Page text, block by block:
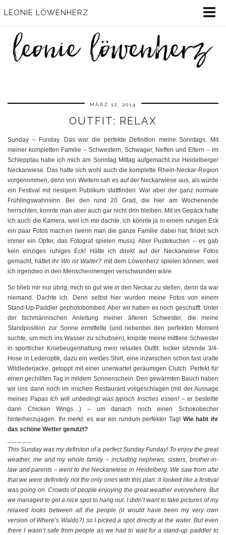
LEONIE LÖWENHERZ
MÄRZ 12, 2014
OUTFIT: RELAX
Sunday – Funday. Das war die perfekte Definition meine Sonntags. Mit
meiner kompletten Familie – Schwestern, Schwager, Neffen und Eltern – im
Schlepptau habe ich mich am Sonntag Mittag aufgemacht zur Heidelberger
Neckarwiese. Das hatte sich wohl auch die komplette Rhein-Neckar-Region
vorgenommen, denn von Weitem sah es auf der Neckarwiese aus, als würde
ein Festival mit riesigem Publikum stattfinden. War aber der ganz normale
Frühlingswahnsinn. Bei den rund 20 Grad, die hier am Wochenende
herrschten, konnte man aber auch gar nicht drin bleiben. Mit im Gepäck hatte
ich auch die Kamera, weil ich mir dachte, ich könnte ja in einem ruhigen Eck
ein paar Fotos machen (wenn man die ganze Familie dabei hat, findet sich
immer ein Opfer, das Fotograf spielen muss). Aber Pustekuchen – es gab
kein einziges ruhiges Eck! Hätte ich direkt auf der Neckarwiese Fotos
gemacht, hättet ihr Wo ist Walter? mit dem Löwenherz spielen können, weil
ich irgendwo in den Menschenmengen verschwunden wäre.
So blieb mir nur übrig, mich so gut wie in den Neckar zu stellen, denn da war
niemand. Dachte ich. Denn selbst hier wurden meine Fotos von einem
Stand-Up-Paddler gephotobombed. Aber wir haben es noch geschafft. Unter
der fachmännischen Anleitung meiner älteren Schwester, die meine
Standposition zur Sonne ermittelte (und nebenbei den perfekten Moment
suchte, um mich ins Wasser zu schubsen), knipste meine mittlere Schwester
in sportlicher Kniebeugenhaltung mein relaxtes Outfit: locker sitzende 3/4-
Hose in Lederoptik, dazu ein weißes Shirt, eine inzwischen schon fast uralte
Wildlederjacke, getoppt mit einer unerwartet geräumigen Clutch. Perfekt für
einen gechillten Tag in mildem Sonnenschein. Den gewärmten Bauch haben
wir uns dann noch im irischen Restaurant vollgeschlagen (mit der Aussage
meines PapasIch will unbedingt was typisch Irisches essen!– er bestellte
dann Chicken Wings…) – um danach noch einen Schokobecher
hinterherzujagen. Ihr merkt: es war ein rundum perfekter Tag! Wie habt ihr
das schöne Wetter genutzt?
This Sunday was my definiton of a perfect Sunday Funday! To enjoy the great
weather, me and my whole family – including nephews, sisters, brother-in-
law and parents – went to the Neckarwiese in Heidelberg. We saw from afar
that we were definitely not the only ones with this plan: it looked like a festival
was going on. Crowds of people enjoying the great weather everywhere. But
we managed to get a nice spot to hang out. I didn’t want to take pictures of my
relaxed looks between all the people (it would have been my very own
version of Where’s Waldo?) so I picked a spot directly at the water. But even
there I wasn’t safe from people as we had to wait for a stand-up paddler to